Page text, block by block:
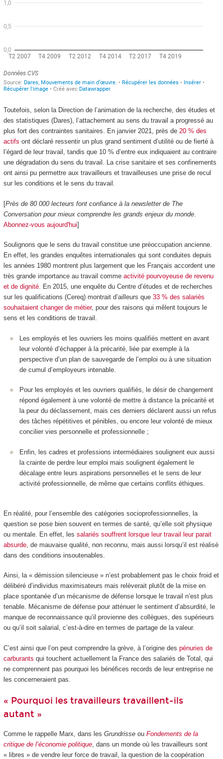
Toutefois, selon la Direction de l’animation de la recherche, des études et
des statistiques (Dares), l’attachement au sens du travail a progressé au
plus fort des contraintes sanitaires. En janvier 2021, près de 20 % des
actifs ont déclaré ressentir un plus grand sentiment d’utilité ou de fierté à
l’égard de leur travail, tandis que 10 % d’entre eux indiquaient au contraire
une dégradation du sens du travail. La crise sanitaire et ses confinements
ont ainsi pu permettre aux travailleurs et travailleuses une prise de recul
sur les conditions et le sens du travail.
[Près de 80 000 lecteurs font confiance à la newsletter de The
Conversation pour mieux comprendre les grands enjeux du monde.
Abonnez-vous aujourd'hui]
Soulignons que le sens du travail constitue une préoccupation ancienne.
En effet, les grandes enquêtes internationales qui sont conduites depuis
les années 1980 montrent plus largement que les Français accordent une
très grande importance au travail comme activité pourvoyeuse de revenu
et de dignité. En 2015, une enquête du Centre d’études et de recherches
sur les qualifications (Cereq) montrait d’ailleurs que 33 % des salariés
souhaitaient changer de métier, pour des raisons qui mêlent toujours le
sens et les conditions de travail.
Les employés et les ouvriers les moins qualifiés mettent en avant
leur volonté d’échapper à la précarité, liée par exemple à la
perspective d’un plan de sauvegarde de l’emploi ou à une situation
de cumul d’employeurs intenable.
Pour les employés et les ouvriers qualifiés, le désir de changement
répond également à une volonté de mettre à distance la précarité et
la peur du déclassement, mais ces derniers déclarent aussi un refus
des tâches répétitives et pénibles, ou encore leur volonté de mieux
concilier vies personnelle et professionnelle ;
Enfin, les cadres et professions intermédiaires soulignent eux aussi
la crainte de perdre leur emploi mais soulignent également le
décalage entre leurs aspirations personnelles et le sens de leur
activité professionnelle, de même que certains conflits éthiques.
En réalité, pour l’ensemble des catégories socioprofessionnelles, la
question se pose bien souvent en termes de santé, qu’elle soit physique
ou mentale. En effet, les salariés souffrent lorsque leur travail leur parait
absurde, de mauvaise qualité, non reconnu, mais aussi lorsqu’il est réalisé
dans des conditions insoutenables.
Ainsi, la « démission silencieuse » n’est probablement pas le choix froid et
délibéré d’individus maximisateurs mais relèverait plutôt de la mise en
place spontanée d’un mécanisme de défense lorsque le travail n’est plus
tenable. Mécanisme de défense pour atténuer le sentiment d’absurdité, le
manque de reconnaissance qu’il provienne des collègues, des supérieurs
ou qu’il soit salarial, c’est-à-dire en termes de partage de la valeur.
C’est ainsi que l’on peut comprendre la grève, à l’origine des pénuries de
carburants qui touchent actuellement la France des salariés de Total, qui
ne comprennent pas pourquoi les bénéfices records de leur entreprise ne
les concerneraient pas.
« Pourquoi les travailleurs travaillent-ils
autant »
Comme le rappelle Marx, dans les Grundrisseou Fondements de la
critique de l’économie politique, dans un monde où les travailleurs sont
« libres » de vendre leur force de travail, la question de la coopération